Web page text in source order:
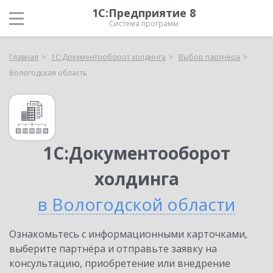
1С:Предприятие 8
Система программ
Главная 1С:Документооборот холдинга
Выбор партнёра
Вологодская область
1С:Документооборот
холдинга
в Вологодской области
Ознакомьтесь с информационными карточками,
выберите партнёра и отправьте заявку на
консультацию, приобретение или внедрение